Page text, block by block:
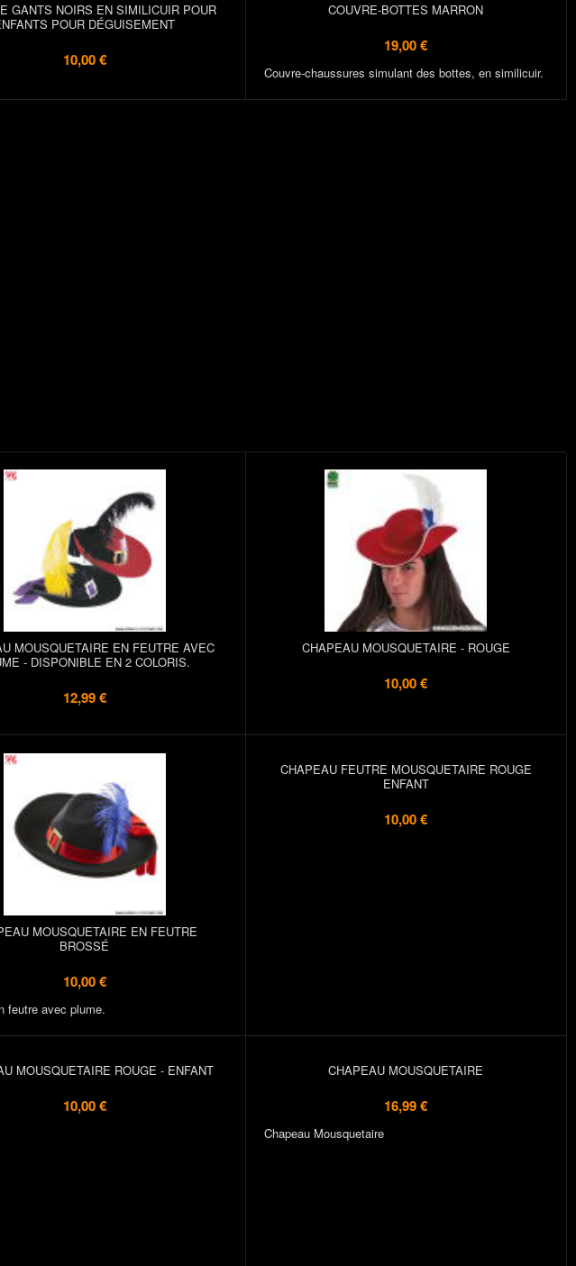
GANTS NOIRS EN SIMILICUIR POUR
POUR DÉGUISEMENT
10,00 €
COUVRE-BOTTES MARRON
19,00 €
Couvre-chaussures simulant des bottes, en similicuir.
MOUSQUETAIRE EN FEUTRE AVEC
- DISPONIBLE EN 2 COLORIS.
12,99 €
CHAPEAU MOUSQUETAIRE - ROUGE
10,00 €
MOUSQUETAIRE EN FEUTRE
BROSSÉ
10,00 €
feutre avec plume.
CHAPEAU FEUTRE MOUSQUETAIRE ROUGE
ENFANT
10,00 €
MOUSQUETAIRE ROUGE - ENFANT
10,00 €
CHAPEAU MOUSQUETAIRE
16,99 €
Chapeau Mousquetaire